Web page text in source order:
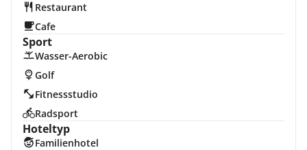
Restaurant
Cafe
Sport
Wasser-Aerobic
Golf
Fitnessstudio
Radsport
Hoteltyp
Familienhotel